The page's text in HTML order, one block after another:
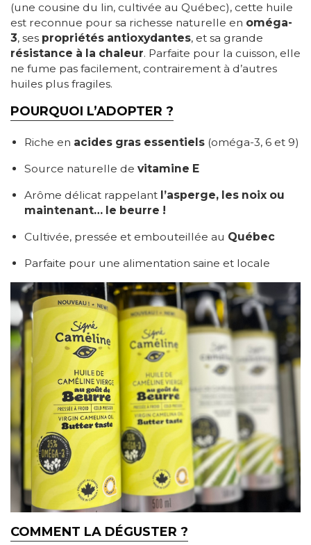
(une cousine du lin, cultivée au Québec), cette huile
est reconnue pour sa richesse naturelle en oméga-
3, ses propriétés antioxydantes, et sa grande
résistance à la chaleur. Parfaite pour la cuisson, elle
ne fume pas facilement, contrairement à d’autres
huiles plus fragiles.
POURQUOI L’ADOPTER ?
Riche en acides gras essentiels (oméga-3, 6 et 9)
Source naturelle de vitamine E
Arôme délicat rappelant l’asperge, les noix ou
maintenant… le beurre !
Cultivée, pressée et embouteillée au Québec
Parfaite pour une alimentation saine et locale
COMMENT LA DÉGUSTER ?